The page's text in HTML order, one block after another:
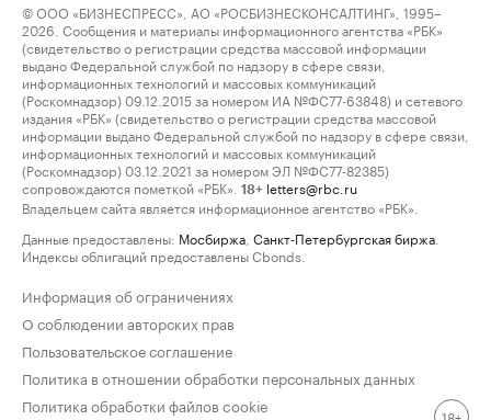
© ООО «БИЗНЕСПРЕСС», АО «РОСБИЗНЕСКОНСАЛТИНГ», 1995–
2026. Сообщения и материалы информационного агентства «РБК»
(свидетельство о регистрации средства массовой информации
выдано Федеральной службой по надзору в сфере связи,
информационных технологий и массовых коммуникаций
(Роскомнадзор) 09.12.2015 за номером ИА №ФС77-63848) и сетевого
издания «РБК» (свидетельство о регистрации средства массовой
информации выдано Федеральной службой по надзору в сфере связи,
информационных технологий и массовых коммуникаций
(Роскомнадзор) 03.12.2021 за номером ЭЛ №ФС77-82385)
сопровождаются пометкой «РБК».
18+ letters@rbc.ru
Владельцем сайта является информационное агентство «РБК».
Данные предоставлены: Мосбиржа Санкт-Петербургская биржа
Индексы облигаций предоставлены Cbonds.
Информация об ограничениях
О соблюдении авторских прав
Пользовательское соглашение
Политика в отношении обработки персональных данных
Политика обработки файлов cookie